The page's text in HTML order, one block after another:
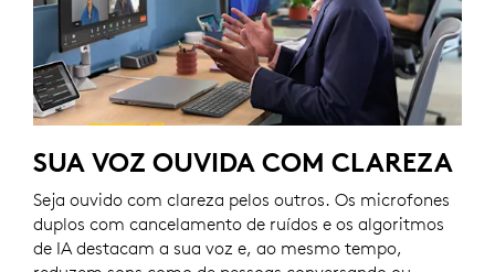
SUA VOZ OUVIDA COM CLAREZA
Seja ouvido com clareza pelos outros. Os microfones
duplos com cancelamento de ruídos e os algoritmos
de IA destacam a sua voz e, ao mesmo tempo,